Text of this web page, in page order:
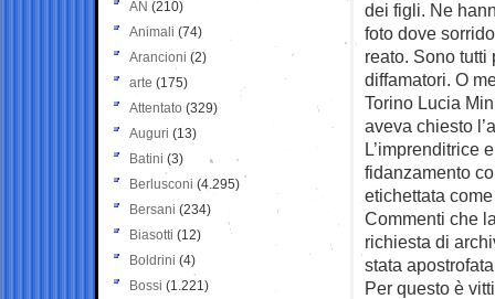
dei figli. Ne
foto dove
reato. Sono tutti
diffamatori. O
Torino Lucia
aveva chiesto
L’imprenditrice
fidanzamento
etichettata
Commenti che
richiesta di
stata
Per questo è
AN (210)
Animali (74)
Arancioni (2)
arte (175)
Attentato (329)
Auguri (13)
Batini (3)
Berlusconi (4.295)
Bersani (234)
Biasotti (12)
Boldrini (4)
Bossi (1.221)